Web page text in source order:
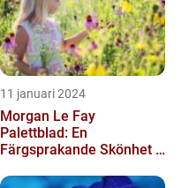
11 januari 2024
Morgan Le Fay
Palettblad: En
Färgsprakande Skönhet i